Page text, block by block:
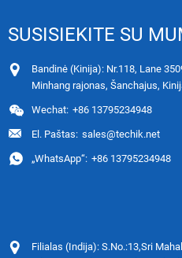
SUSISIEKITE SU
Bandinė (Kinija): Nr.118, Lane
Minhang rajonas, Šanchajus,
Wechat: +86 13795234948
El. Paštas: sales@techik.net
„WhatsApp“: +86 13795234948
Filialas (Indija): S.No.:13,Sri